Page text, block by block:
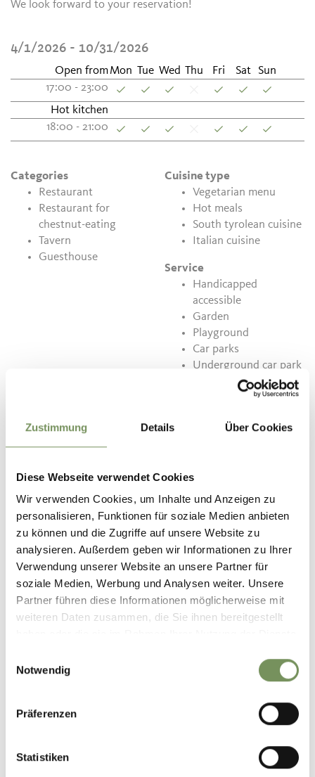
Zustimmung Details Über Cookies
Diese Webseite verwendet Cookies
Wir verwenden Cookies, um Inhalte und Anzeigen zu
personalisieren, Funktionen für soziale Medien anbieten
zu können und die Zugriffe auf unsere Website zu
analysieren. Außerdem geben wir Informationen zu Ihrer
Verwendung unserer Website an unsere Partner für
soziale Medien, Werbung und Analysen weiter. Unsere
Partner führen diese Informationen möglicherweise mit
weiteren Daten zusammen, die Sie ihnen bereitgestellt
Notwendig
Präferenzen
Statistiken
We look forward to your reservation!
4/1/2026 - 10/31/2026
Open fromMon Tue Wed Thu Fri Sat
Sun
17:00 - 23:00
Hot kitchen
18:00 - 21:00
Categories
Restaurant
Restaurant for
chestnut-eating
Tavern
Guesthouse
Cuisine type
Vegetarian menu
Hot meals
South tyrolean cuisine
Italian cuisine
Service
Handicapped
accessible
Garden
Playground
Car parks
Underground car park
Free Wi-Fi
Dogs allowed
Terrace
Contact
Oberwirtskeller Restaurant
Kirchweg 17
39010 Riffian/Rifiano
info@oberwirtshof.com
www.oberwirtshof.com
T+39 0473 241011
YES NO